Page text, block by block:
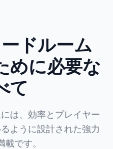
ドルーム
めに必要な
て
は、効率とプレイヤー
ように設計された強力
載です。